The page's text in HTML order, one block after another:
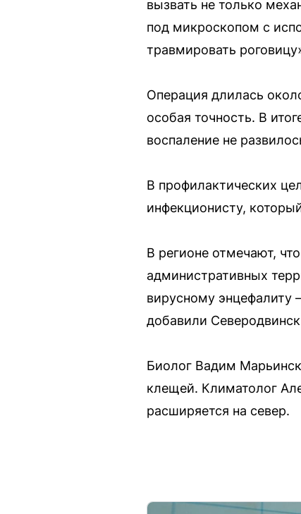
вызвать не только
под микроскопом с
травмировать
Операция длилась
особая точность. В
воспаление не
В профилактических
инфекционисту,
В регионе отмечают,
административных
вирусному энцефалиту
добавили
Биолог Вадим
клещей. Климатолог
расширяется на север.